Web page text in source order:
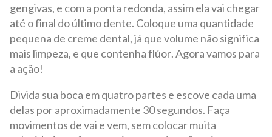
gengivas, e com a ponta redonda, assim ela vai chegar
até o final do último dente. Coloque uma quantidade
pequena de creme dental, já que volume não significa
mais limpeza, e que contenha flúor. Agora vamos para
a ação!
Divida sua boca em quatro partes e escove cada uma
delas por aproximadamente 30 segundos. Faça
movimentos de vai e vem, sem colocar muita